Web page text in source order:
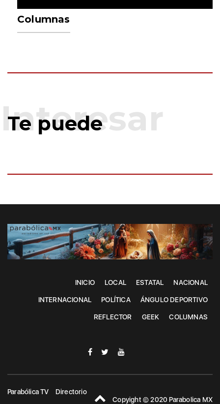
Columnas
Te puede
INICIO LOCAL ESTATAL NACIONAL
INTERNACIONAL POLÍTICA ÁNGULO DEPORTIVO
REFLECTOR GEEK COLUMNAS
Parabólica TV
Directorio
Copyight © 2020 Parabolica MX